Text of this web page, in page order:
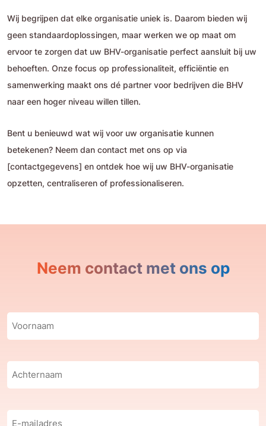
Wij begrijpen dat elke organisatie uniek is. Daarom bieden wij
geen standaardoplossingen, maar werken we op maat om
ervoor te zorgen dat uw BHV-organisatie perfect aansluit bij uw
behoeften. Onze focus op professionaliteit, efficiëntie en
samenwerking maakt ons dé partner voor bedrijven die BHV
naar een hoger niveau willen tillen.
Bent u benieuwd wat wij voor uw organisatie kunnen
betekenen? Neem dan contact met ons op via
[contactgegevens] en ontdek hoe wij uw BHV-organisatie
opzetten, centraliseren of professionaliseren.
Neem contact met ons op